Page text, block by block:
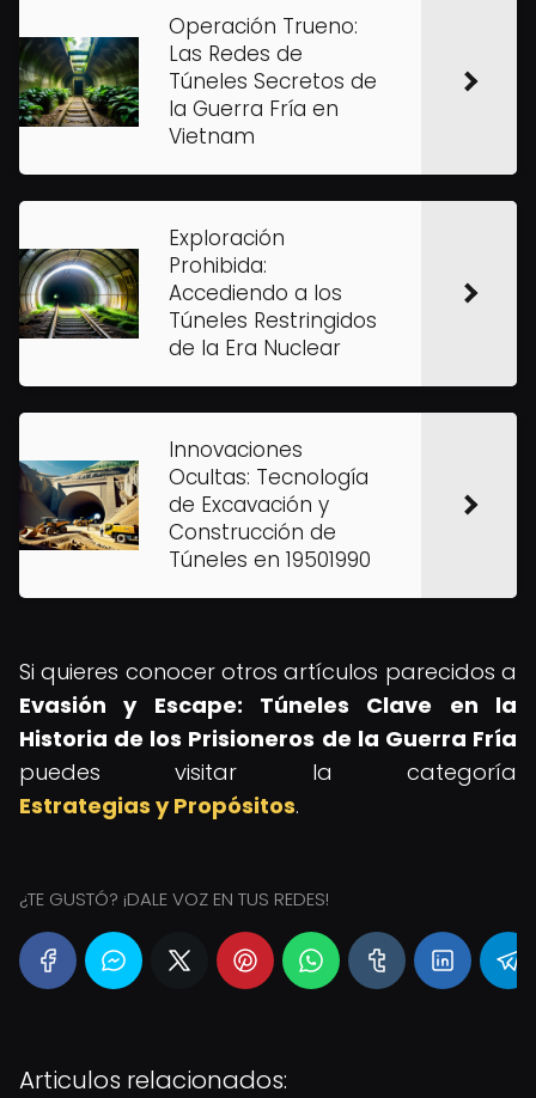
Operación Trueno:
Las Redes de
Túneles Secretos de
la Guerra Fría en
Vietnam
Exploración
Prohibida:
Accediendo a los
Túneles Restringidos
de la Era Nuclear
Innovaciones
Ocultas: Tecnología
de Excavación y
Construcción de
Túneles en 19501990
Si quieres conocer otros artículos parecidos a
Evasión y Escape: Túneles Clave en la
Historia de los Prisioneros de la Guerra Fría
puedes visitar la categoría
Estrategias y Propósitos.
¿TE GUSTÓ? ¡DALE VOZ EN TUS REDES!
Articulos relacionados: